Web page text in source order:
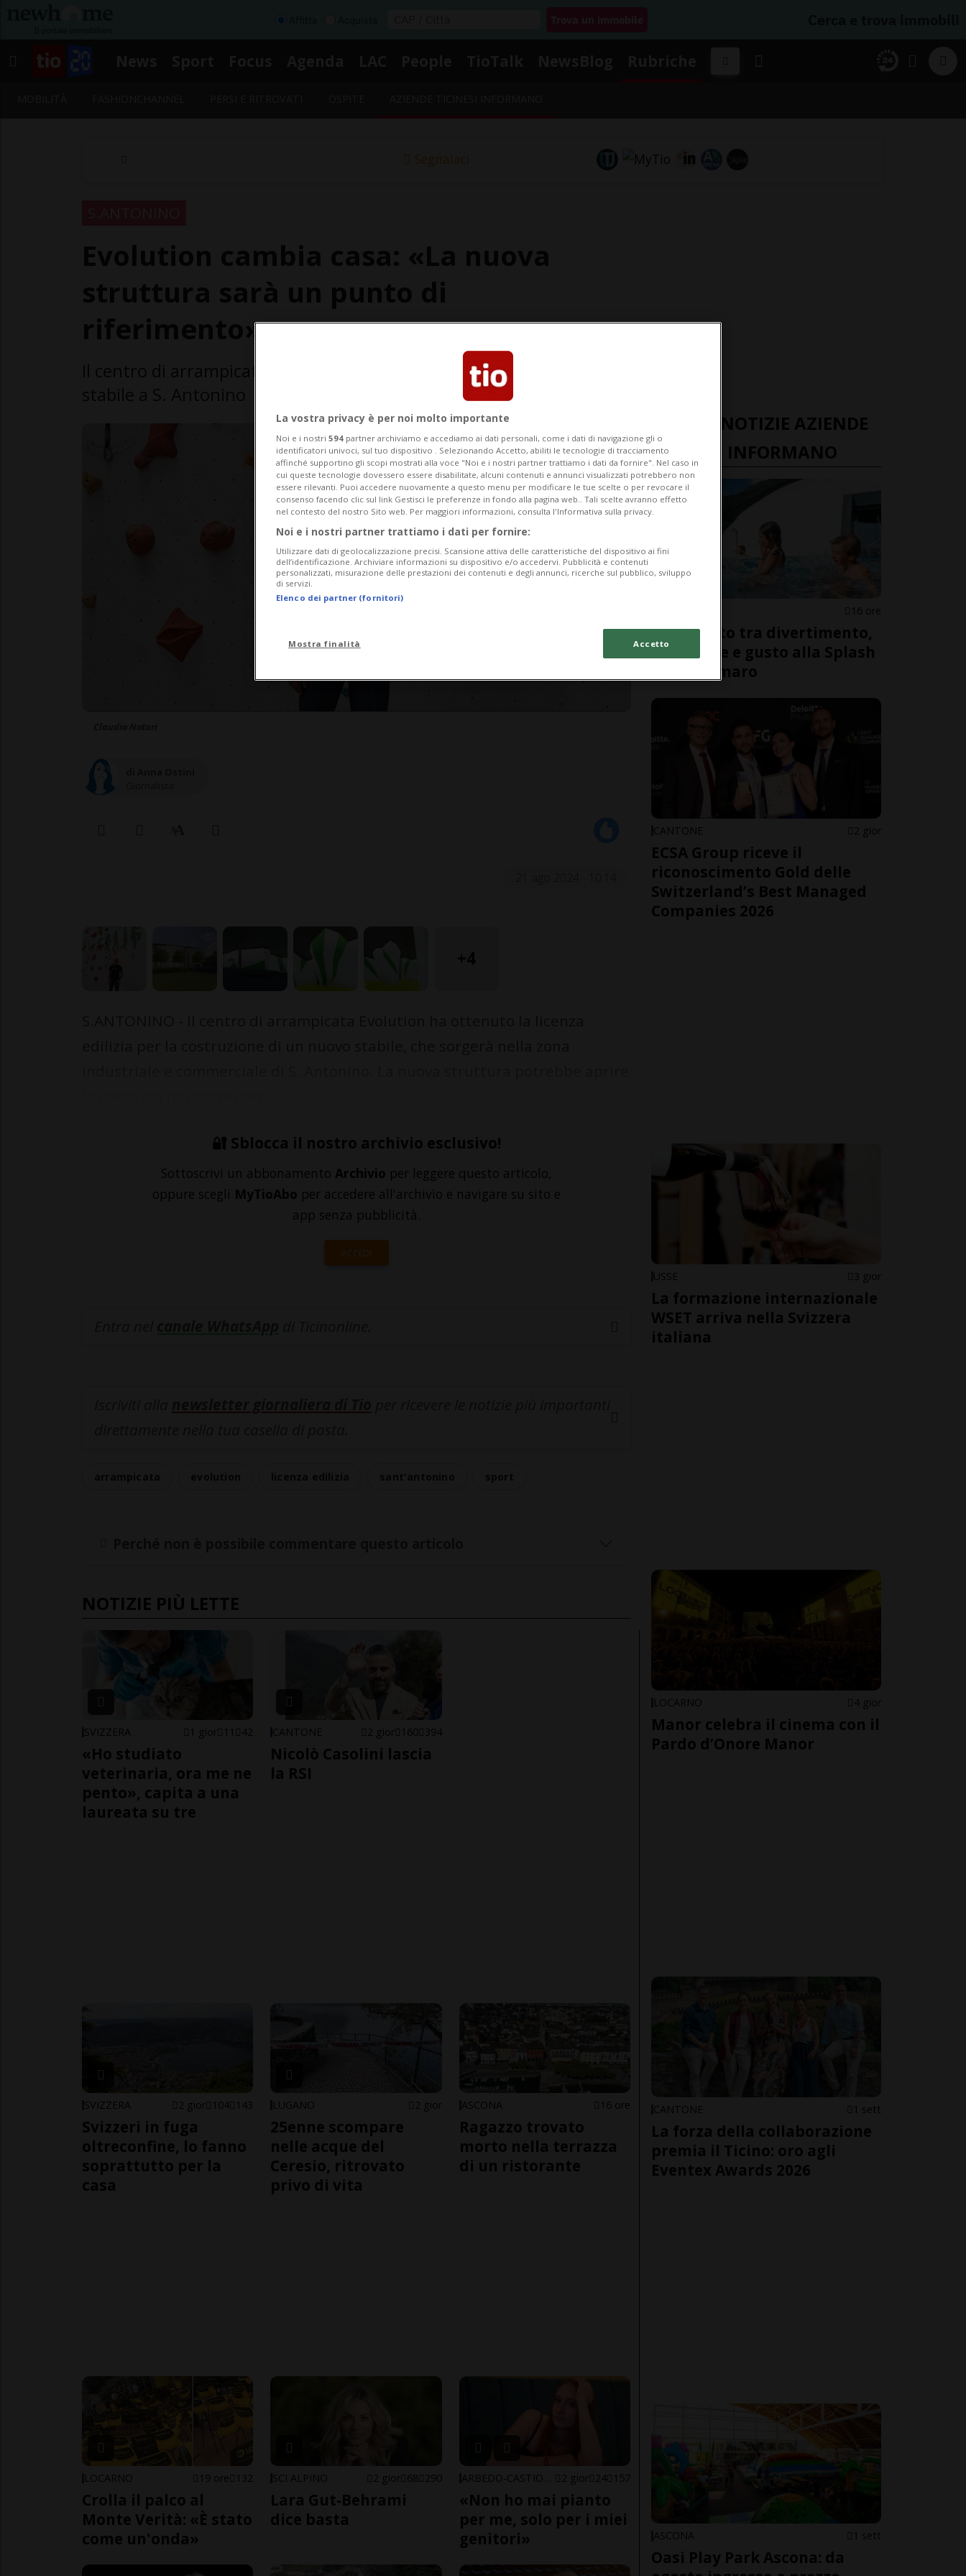
Segnalaci
riferimento»
Il centro di arrampicata ha ottenuto la licenza edilizia per il nuovo
🔐 Sblocca il nostro archivio esclusivo!
Sottoscrivi un abbonamento Archivio per leggere questo articolo,
oppure scegli MyTioAbo per accedere all'archivio e navigare su sito e
app senza pubblicità.
ACCEDI
NOTIZIE PIÙ LETTE
SVIZZERA 1 gior 11 42
«Ho studiato
veterinaria, ora me ne
pento», capita a una
laureata su tre
CANTONE 2 gior 160 394
Nicolò Casolini lascia
la RSI
SVIZZERA 2 gior 104 143
Svizzeri in fuga
oltreconfine, lo fanno
soprattutto per la
casa
LUGANO 2 gior
25enne scompare
nelle acque del
Ceresio, ritrovato
privo di vita
ASCONA 16 ore
Ragazzo trovato
morto nella terrazza
di un ristorante
LOCARNO 19 ore 132
Crolla il palco al
Monte Verità: «È stato
come un'onda»
SCI ALPINO 2 gior 68 290
Lara Gut-Behrami
dice basta
2 gior 24 157
«Non ho mai pianto
per me, solo per i miei
genitori»
ULTIME NOTIZIE AZIENDE
TICINESI INFORMANO
16 ore
Ferragosto tra divertimento,
benessere e gusto alla Splash
& Spa Tamaro
CANTONE 2 gior
ECSA Group riceve il
riconoscimento Gold delle
Switzerland’s Best Managed
Companies 2026
USSE 3 gior
La formazione internazionale
WSET arriva nella Svizzera
italiana
LOCARNO 4 gior
Manor celebra il cinema con il
Pardo d’Onore Manor
CANTONE 1 sett
La forza della collaborazione
premia il Ticino: oro agli
Eventex Awards 2026
ASCONA 1 sett
Oasi Play Park Ascona: da
La vostra privacy è per noi molto importante
Noi e i nostri 594 partner archiviamo e accediamo ai dati personali, come i dati di navigazione gli o
identificatori univoci, sul tuo dispositivo . Selezionando Accetto, abiliti le tecnologie di tracciamento
affinché supportino gli scopi mostrati alla voce "Noi e i nostri partner trattiamo i dati da fornire". Nel caso in
cui queste tecnologie dovessero essere disabilitate, alcuni contenuti e annunci visualizzati potrebbero non
essere rilevanti. Puoi accedere nuovamente a questo menu per modificare le tue scelte o per revocare il
consenso facendo clic sul link Gestisci le preferenze in fondo alla pagina web.. Tali scelte avranno effetto
nel contesto del nostro Sito web. Per maggiori informazioni, consulta l'Informativa sulla privacy.
Noi e i nostri partner trattiamo i dati per fornire:
Utilizzare dati di geolocalizzazione precisi. Scansione attiva delle caratteristiche del dispositivo ai fini
dell’identificazione. Archiviare informazioni su dispositivo e/o accedervi. Pubblicità e contenuti
personalizzati, misurazione delle prestazioni dei contenuti e degli annunci, ricerche sul pubblico, sviluppo
di servizi.
Elenco dei partner (fornitori)
Mostra finalità Accetto